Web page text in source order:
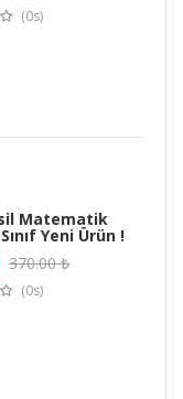
(0s)
Matematik
Yeni Ürün !
370.00₺
(0s)